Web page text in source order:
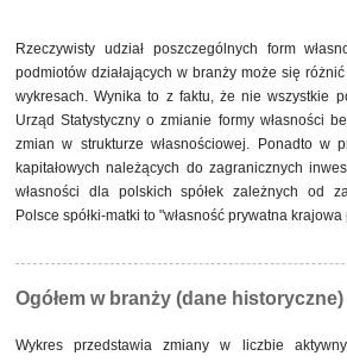
własność samorządowa
pozostałe
Rzeczywisty udział poszczególnych form
podmiotów działających w branży może się
wykresach. Wynika to z faktu, że nie wszystkie
Urząd Statystyczny o zmianie formy własności
zmian w strukturze własnościowej. Ponadto w
kapitałowych należących do zagranicznych
własności dla polskich spółek zależnych od
Polsce spółki-matki to "własność prywatna krajowa
Ogółem w branży (dane historyczne)
Wykres przedstawia zmiany w liczbie